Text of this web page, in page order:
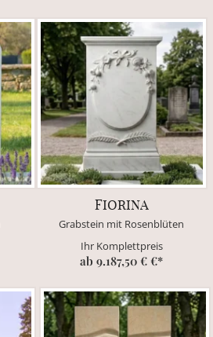
FIORINA
Grabstein mit Rosenblüten
Ihr Komplettpreis
ab 9.187,50 € €*